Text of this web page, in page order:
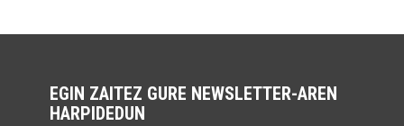
EGIN ZAITEZ GURE NEWSLETTER-AREN
HARPIDEDUN